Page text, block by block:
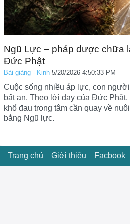
Ngũ Lực – pháp dược chữa
Đức Phật
Bài giảng - Kinh 5/20/2026 4:50:33 PM
Cuộc sống nhiều áp lực, con
bất an. Theo lời dạy của Đức
khổ đau trong tâm cần quay về
bằng Ngũ lực.
Trang chủ Giới thiệu Facbook